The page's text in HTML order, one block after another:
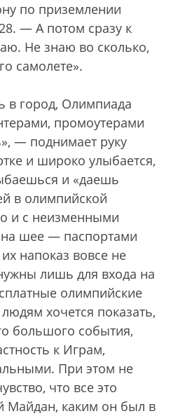
по приземлении
— А потом сразу к
Не знаю во сколько,
самолете».
в город, Олимпиада
промоутерами
— поднимает руку
и широко улыбается,
и «даешь
в олимпийской
и с неизменными
шее — паспортами
напоказ вовсе не
лишь для входа на
олимпийские
хочется показать,
большого события,
к Играм,
При этом не
что все это
Майдан, каким он был в